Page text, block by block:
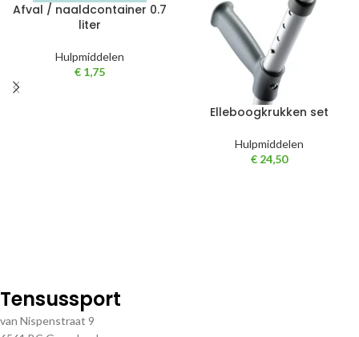
Afval / naaldcontainer 0.7
liter
Hulpmiddelen
€ 1,75
Elleboogkrukken set
Hulpmiddelen
€ 24,50
Tensussport
van Nispenstraat 9